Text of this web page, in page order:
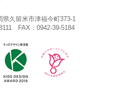
県久留米市津福今町373-1
FAX：0942-39-5184